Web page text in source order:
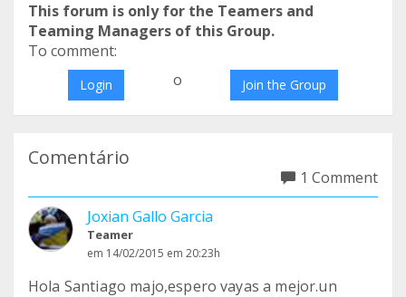
This forum is only for the Teamers and
Teaming Managers of this Group.
To comment:
Login o Join the Group
Comentário
1 Comment
Joxian Gallo Garcia
Teamer
em 14/02/2015 em 20:23h
Hola Santiago majo,espero vayas a mejor.un